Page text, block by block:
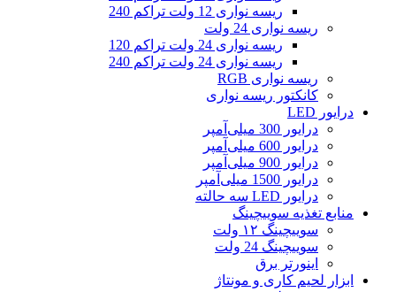
ریسه نواری 12 ولت تراکم 240
ریسه نواری 24 ولت
ریسه نواری 24 ولت تراکم 120
ریسه نواری 24 ولت تراکم 240
ریسه نواری RGB
کانکتور ریسه نواری
درایور LED
درایور 300 میلی‌آمپر
درایور 600 میلی‌آمپر
درایور 900 میلی‌آمپر
درایور 1500 میلی‌آمپر
درایور LED سه حالته
منابع تغذیه سوییچینگ
سوییچینگ ۱۲ ولت
سوییچینگ 24 ولت
اینورتر برق
ابزار لحیم کاری و مونتاژ